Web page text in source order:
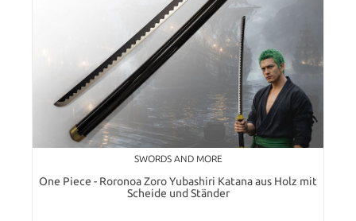
SWORDS AND MORE
One Piece - Roronoa Zoro Yubashiri Katana aus Holz mit
Scheide und Ständer